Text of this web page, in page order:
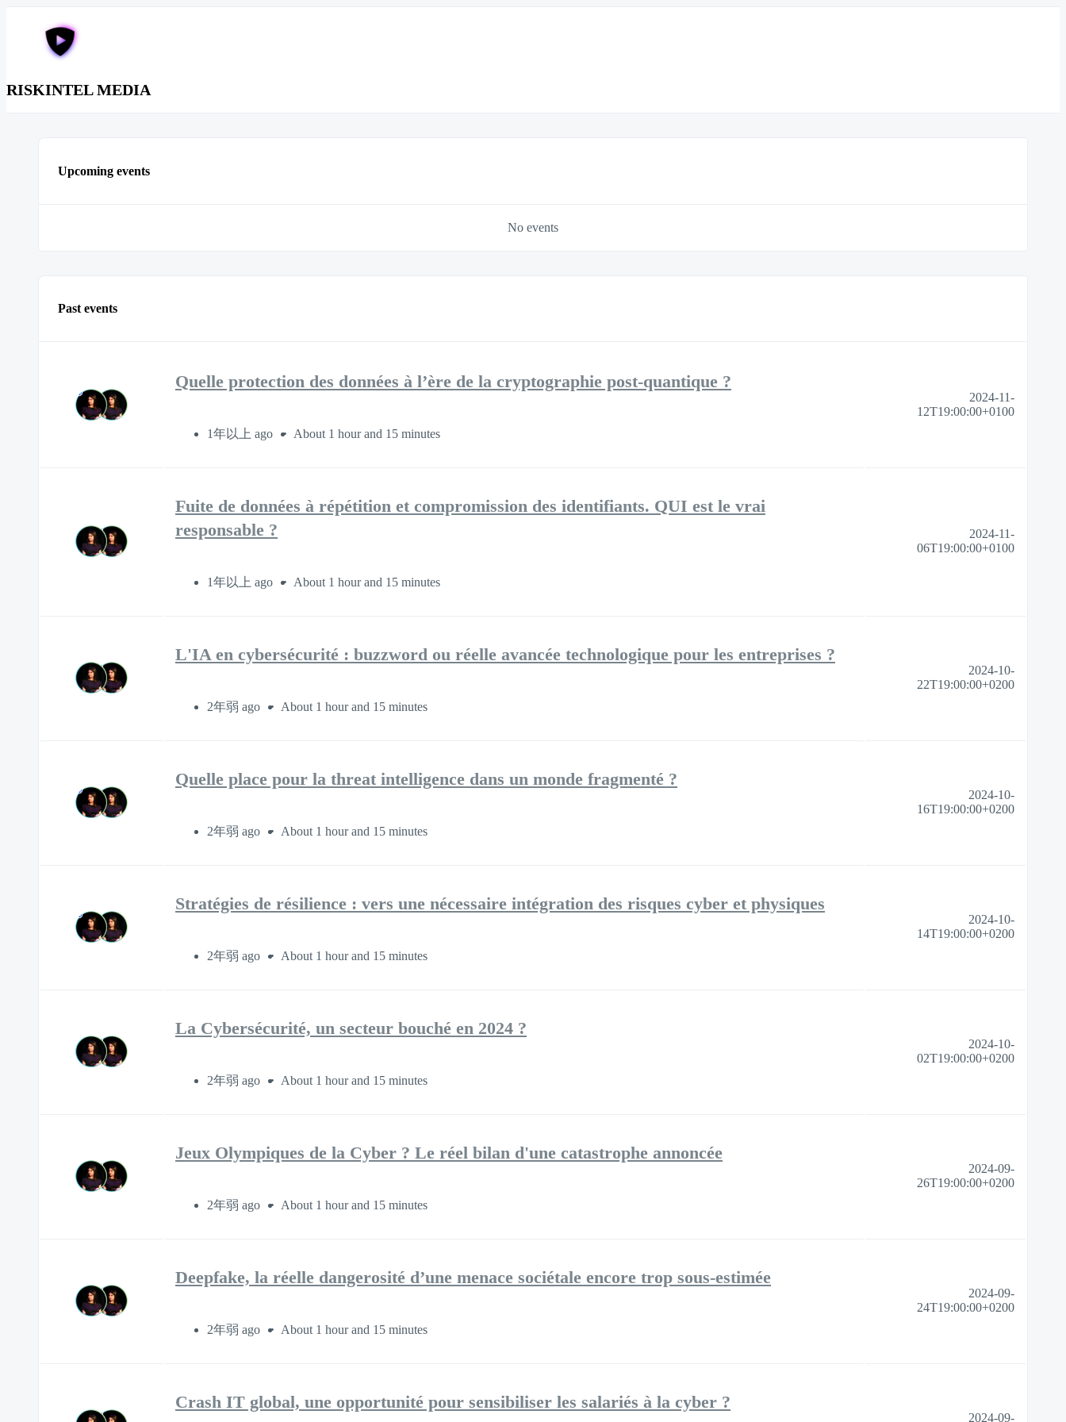
RISKINTEL MEDIA
Upcoming events
No events
Past events
Quelle protection des données à l’ère de la cryptographie post-quantique ?
1年以上 ago About 1 hour and 15 minutes
2024-11-
12T19:00:00+0100
Fuite de données à répétition et compromission des identifiants. QUI est le vrai
responsable ?
1年以上 ago About 1 hour and 15 minutes
2024-11-
06T19:00:00+0100
L'IA en cybersécurité : buzzword ou réelle avancée technologique pour les entreprises ?
2年弱 ago About 1 hour and 15 minutes
2024-10-
22T19:00:00+0200
Quelle place pour la threat intelligence dans un monde fragmenté ?
2年弱 ago About 1 hour and 15 minutes
2024-10-
16T19:00:00+0200
Stratégies de résilience : vers une nécessaire intégration des risques cyber et physiques
2年弱 ago About 1 hour and 15 minutes
2024-10-
14T19:00:00+0200
La Cybersécurité, un secteur bouché en 2024 ?
2年弱 ago About 1 hour and 15 minutes
2024-10-
02T19:00:00+0200
Jeux Olympiques de la Cyber ? Le réel bilan d'une catastrophe annoncée
2年弱 ago About 1 hour and 15 minutes
2024-09-
26T19:00:00+0200
Deepfake, la réelle dangerosité d’une menace sociétale encore trop sous-estimée
2年弱 ago About 1 hour and 15 minutes
2024-09-
24T19:00:00+0200
Crash IT global, une opportunité pour sensibiliser les salariés à la cyber ?
2024-09-